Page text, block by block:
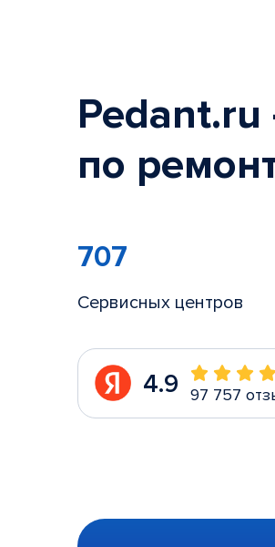
по
707
Сервисных центров
4.9 97 757